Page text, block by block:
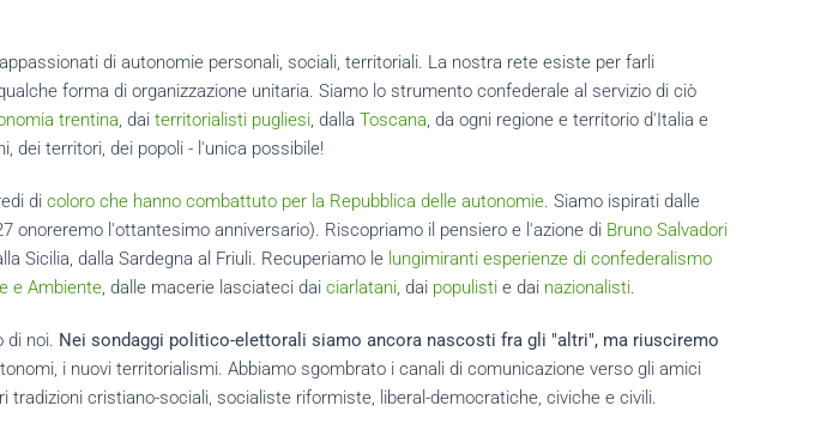
di autonomie personali, sociali, territoriali. La nostra rete esiste per farli
forma di organizzazione unitaria. Siamo lo strumento confederale al servizio di ciò
trentina, dai territorialisti pugliesi, dalla Toscana, da ogni regione e territorio d'Italia e
dei territori, dei popoli - l'unica possibile!
di coloro che hanno combattuto per la Repubblica delle autonomie. Siamo ispirati dalle
onoreremo l'ottantesimo anniversario). Riscopriamo il pensiero e l'azione di Bruno Salvadori
Sicilia, dalla Sardegna al Friuli. Recuperiamo le lungimiranti esperienze di confederalismo
e Ambiente, dalle macerie lasciateci dai ciarlatani, dai populisti e dai nazionalisti.
di noi. Nei sondaggi politico-elettorali siamo ancora nascosti fra gli "altri", ma riusciremo
i nuovi territorialismi. Abbiamo sgombrato i canali di comunicazione verso gli amici
cristiano-sociali, socialiste riformiste, liberal-democratiche, civiche e civili.